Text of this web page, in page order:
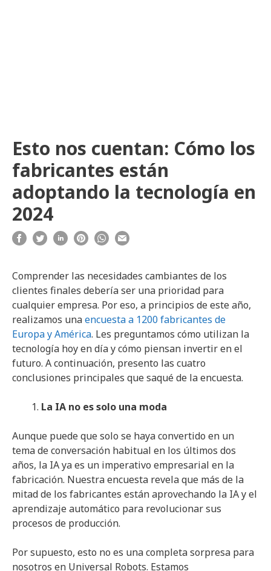
Esto nos cuentan: Cómo los
fabricantes están
adoptando la tecnología en
2024
Comprender las necesidades cambiantes de los
clientes finales debería ser una prioridad para
cualquier empresa. Por eso, a principios de este año,
realizamos unaencuesta a 1200 fabricantes de
Europa y América. Les preguntamos cómo utilizan la
tecnología hoy en día y cómo piensan invertir en el
futuro. A continuación, presento las cuatro
conclusiones principales que saqué de la encuesta.
La IA no es solo una moda
Aunque puede que solo se haya convertido en un
tema de conversación habitual en los últimos dos
años, la IA ya es un imperativo empresarial en la
fabricación. Nuestra encuesta revela que más de la
mitad de los fabricantes están aprovechando la IA y el
aprendizaje automático para revolucionar sus
procesos de producción.
Por supuesto, esto no es una completa sorpresa para
nosotros en Universal Robots. Estamos